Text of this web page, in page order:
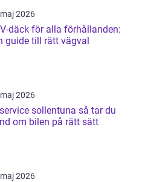
2026
däck för alla förhållanden:
guide till rätt vägval
2026
sollentuna så tar du
om bilen på rätt sätt
2026